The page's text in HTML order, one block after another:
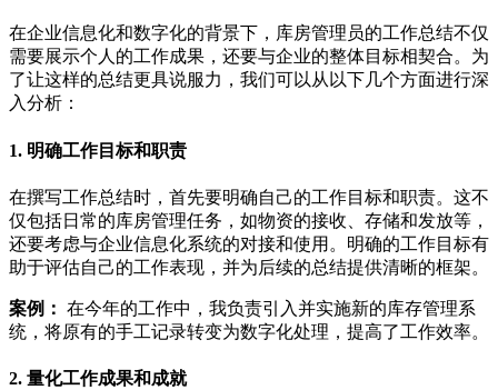
在企业信息化和数字化的背景下，库房管理员的工作总结不仅
需要展示个人的工作成果，还要与企业的整体目标相契合。为
了让这样的总结更具说服力，我们可以从以下几个方面进行深
入分析：
1. 明确工作目标和职责
在撰写工作总结时，首先要明确自己的工作目标和职责。这不
仅包括日常的库房管理任务，如物资的接收、存储和发放等，
还要考虑与企业信息化系统的对接和使用。明确的工作目标有
助于评估自己的工作表现，并为后续的总结提供清晰的框架。
案例： 在今年的工作中，我负责引入并实施新的库存管理系
统，将原有的手工记录转变为数字化处理，提高了工作效率。
2. 量化工作成果和成就